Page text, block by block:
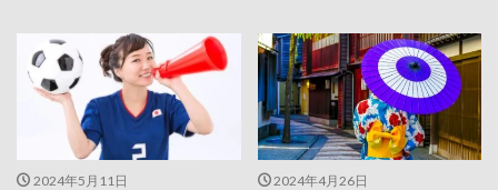
2024年5月11日 2024年4月26日